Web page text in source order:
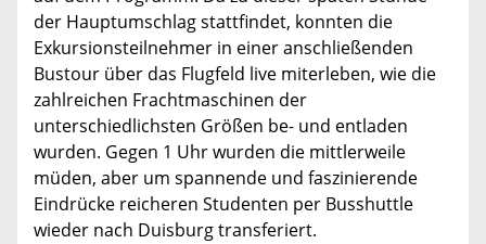
der Hauptumschlag stattfindet, konnten die
Exkursionsteilnehmer in einer anschließenden
Bustour über das Flugfeld live miterleben, wie die
zahlreichen Frachtmaschinen der
unterschiedlichsten Größen be- und entladen
wurden. Gegen 1 Uhr wurden die mittlerweile
müden, aber um spannende und faszinierende
Eindrücke reicheren Studenten per Busshuttle
wieder nach Duisburg transferiert.